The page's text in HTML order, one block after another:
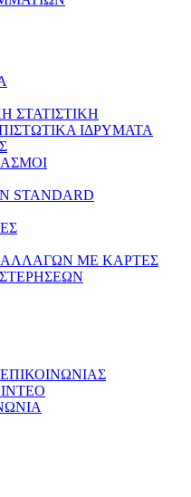
ΣΤΑΤΙΣΤΙΚΗ
ΙΔΡΥΜΑΤΑ
STANDARD
ΜΕ ΚΑΡΤΕΣ